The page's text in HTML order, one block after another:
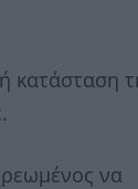
κατάσταση
να